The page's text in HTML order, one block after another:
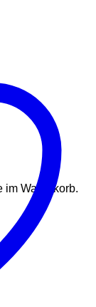
im Warenkorb.